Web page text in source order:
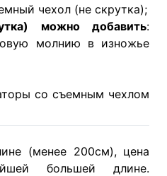
чехол (не скрутка);
можно добавить:
молнию в изножье
со съемным чехлом
(менее 200см), цена
большей длине.